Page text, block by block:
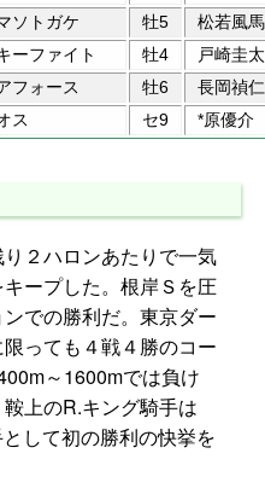
ソトガケ 牡5
松若風馬
ーファイト 牡4
戸崎圭太
フォース 牡6
長岡禎仁
ス セ9 *原優介
２ハロンあたりで一気
ープした。根岸Ｓを圧
での勝利だ。東京ダー
っても４戦４勝のコー
～1600mでは負け
上のR.キング騎手は
して初の勝利の快挙を